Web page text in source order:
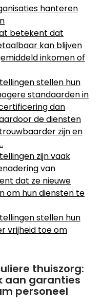
hanteren
betekent dat
kan blijven
inkomen of
stellen hun
standaarden in
dan
de diensten
zijn en
zijn vaak
van
dat ze nieuwe
om hun diensten te
stellen hun
vrijheid toe om
thuiszorg:
aan garanties
personeel